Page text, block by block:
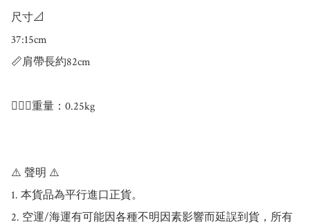
尺寸📐
37:15cm
📏肩帶長約82cm
💁🏻‍♀️重量：0.25kg
⚠️ 聲明 ⚠️
1. 本貨品為平行進口正貨。
2. 空運/海運有可能因各種不明因素影響而延誤到貨，所有